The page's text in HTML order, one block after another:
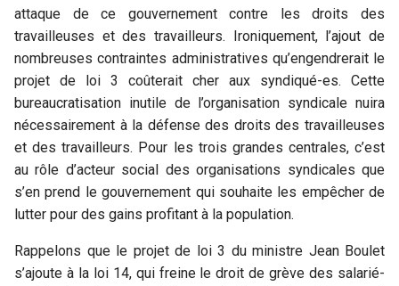
attaque de ce gouvernement contre les droits des
travailleuses et des travailleurs. Ironiquement, l’ajout de
nombreuses contraintes administratives qu’engendrerait le
projet de loi 3 coûterait cher aux syndiqué-es. Cette
bureaucratisation inutile de l’organisation syndicale nuira
nécessairement à la défense des droits des travailleuses
et des travailleurs. Pour les trois grandes centrales, c’est
au rôle d’acteur social des organisations syndicales que
s’en prend le gouvernement qui souhaite les empêcher de
lutter pour des gains profitant à la population.
Rappelons que le projet de loi 3 du ministre Jean Boulet
s’ajoute à la loi 14, qui freine le droit de grève des salarié-